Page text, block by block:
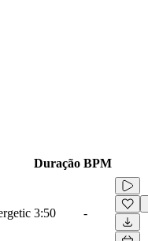
Duração BPM
3:50 -